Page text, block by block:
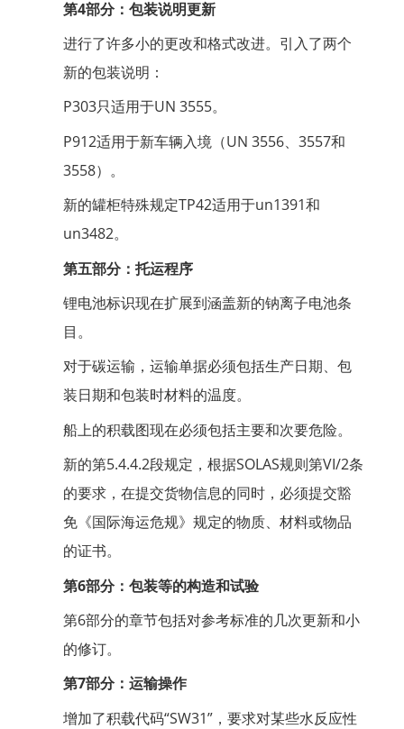
第4部分：包装说明更新
进行了许多小的更改和格式改进。引入了两个
新的包装说明：
P303只适用于UN 3555。
P912适用于新车辆入境（UN 3556、3557和
3558）。
新的罐柜特殊规定TP42适用于un1391和
un3482。
第五部分：托运程序
锂电池标识现在扩展到涵盖新的钠离子电池条
目。
对于碳运输，运输单据必须包括生产日期、包
装日期和包装时材料的温度。
船上的积载图现在必须包括主要和次要危险。
新的第5.4.4.2段规定，根据SOLAS规则第VI/2条
的要求，在提交货物信息的同时，必须提交豁
免《国际海运危规》规定的物质、材料或物品
的证书。
第6部分：包装等的构造和试验
第6部分的章节包括对参考标准的几次更新和小
的修订。
第7部分：运输操作
增加了积载代码“SW31”，要求对某些水反应性